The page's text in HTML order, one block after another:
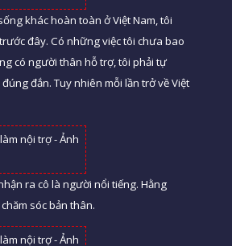
khác hoàn toàn ở Việt Nam, tôi
đây. Có những việc tôi chưa bao
có người thân hỗ trợ, tôi phải tự
đắn. Tuy nhiên mỗi lần trở về Việt
ra cô là người nổi tiếng. Hằng
sóc bản thân.